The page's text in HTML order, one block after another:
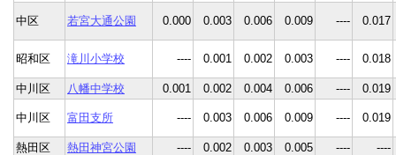
中区 若宮大通公園 0.000 0.003 0.006 0.009 ---- 0.017
昭和区 滝川小学校 ---- 0.001 0.002 0.003 ---- 0.018
中川区 八幡中学校 0.001 0.002 0.004 0.006 ---- 0.019
中川区 富田支所 ---- 0.003 0.006 0.009 ---- 0.019
熱田区 熱田神宮公園 ---- 0.002 0.003 0.005 ---- ----